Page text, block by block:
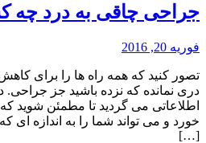
جراحی چاقی به درد چه
فوریه 20, 2016
تصور کنید که همه راه ها را برای
دری نمانده که نزده باشید جز
اطلاعاتی می گردید تا مطمئن شوید
خورد و می تواند شما را به اندازه ای
[…]